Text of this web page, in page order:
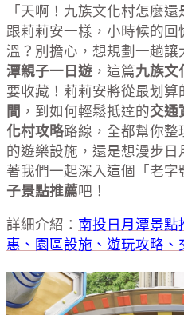
「天啊！九族文化村怎麼
跟莉莉安一樣，小時候的
溫？別擔心，想規劃一趟讓
潭親子一日遊 ，這篇九族文
要收藏！莉莉安將從最划算
間 ，到如何輕鬆抵達的交通
化村攻略路線，全都幫你整
的遊樂設施，還是想漫步
著我們一起深入這個「老字
子景點推薦吧！
詳細介紹： 南投日月潭景點
惠、園區設施、遊玩攻略、